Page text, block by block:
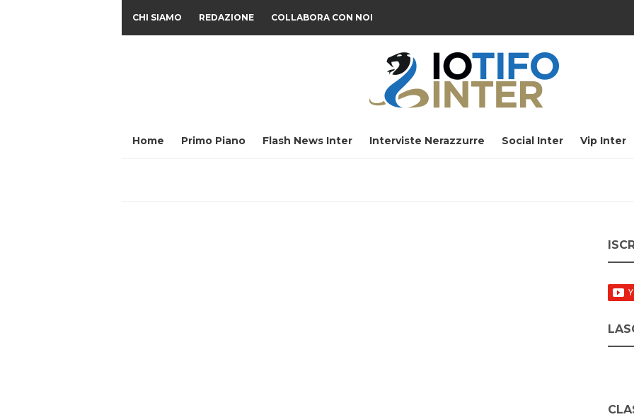
CHI SIAMO REDAZIONE COLLABORA CON NOI
Home Primo Piano Flash News Inter Interviste Nerazzurre Social Inter Vip Inter